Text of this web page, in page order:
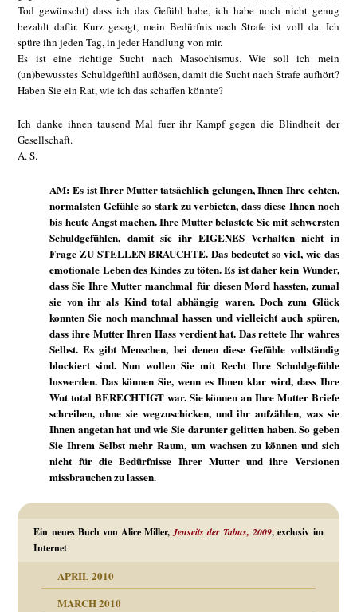
Tod gewünscht) dass ich das Gefühl habe, ich habe noch nicht genug
bezahlt dafür. Kurz gesagt, mein Bedürfnis nach Strafe ist voll da. Ich
spüre ihn jeden Tag, in jeder Handlung von mir.
Es ist eine richtige Sucht nach Masochismus. Wie soll ich mein
(un)bewusstes Schuldgefühl auflösen, damit die Sucht nach Strafe aufhört?
Haben Sie ein Rat, wie ich das schaffen könnte?
Ich danke ihnen tausend Mal fuer ihr Kampf gegen die Blindheit der
Gesellschaft.
A. S.
AM: Es ist Ihrer Mutter tatsächlich gelungen, Ihnen Ihre echten,
normalsten Gefühle so stark zu verbieten, dass diese Ihnen noch
bis heute Angst machen. Ihre Mutter belastete Sie mit schwersten
Schuldgefühlen, damit sie ihr EIGENES Verhalten nicht in
Frage ZU STELLEN BRAUCHTE. Das bedeutet so viel, wie das
emotionale Leben des Kindes zu töten. Es ist daher kein Wunder,
dass Sie Ihre Mutter manchmal für diesen Mord hassten, zumal
sie von ihr als Kind total abhängig waren. Doch zum Glück
konnten Sie noch manchmal hassen und vielleicht auch spüren,
dass ihre Mutter Ihren Hass verdient hat. Das rettete Ihr wahres
Selbst. Es gibt Menschen, bei denen diese Gefühle vollständig
blockiert sind. Nun wollen Sie mit Recht Ihre Schuldgefühle
loswerden. Das können Sie, wenn es Ihnen klar wird, dass Ihre
Wut total BERECHTIGT war. Sie können an Ihre Mutter Briefe
schreiben, ohne sie wegzuschicken, und ihr aufzählen, was sie
Ihnen angetan hat und wie Sie darunter gelitten haben. So geben
Sie Ihrem Selbst mehr Raum, um wachsen zu können und sich
nicht für die Bedürfnisse Ihrer Mutter und ihre Versionen
missbrauchen zu lassen.
Ein neues Buch von Alice Miller,Jenseits der Tabus, 2009, exclusiv im
Internet
APRIL 2010
MARCH 2010